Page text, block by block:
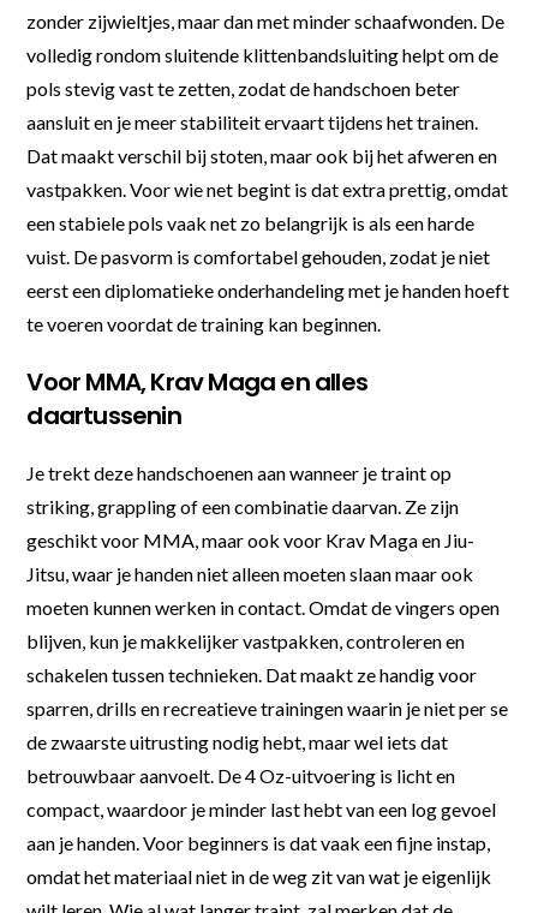
zonder zijwieltjes, maar dan met minder schaafwonden. De
volledig rondom sluitende klittenbandsluiting helpt om de
pols stevig vast te zetten, zodat de handschoen beter
aansluit en je meer stabiliteit ervaart tijdens het trainen.
Dat maakt verschil bij stoten, maar ook bij het afweren en
vastpakken. Voor wie net begint is dat extra prettig, omdat
een stabiele pols vaak net zo belangrijk is als een harde
vuist. De pasvorm is comfortabel gehouden, zodat je niet
eerst een diplomatieke onderhandeling met je handen hoeft
te voeren voordat de training kan beginnen.
Voor MMA, Krav Maga en alles
daartussenin
Je trekt deze handschoenen aan wanneer je traint op
striking, grappling of een combinatie daarvan. Ze zijn
geschikt voor MMA, maar ook voor Krav Maga en Jiu-
Jitsu, waar je handen niet alleen moeten slaan maar ook
moeten kunnen werken in contact. Omdat de vingers open
blijven, kun je makkelijker vastpakken, controleren en
schakelen tussen technieken. Dat maakt ze handig voor
sparren, drills en recreatieve trainingen waarin je niet per se
de zwaarste uitrusting nodig hebt, maar wel iets dat
betrouwbaar aanvoelt. De 4 Oz-uitvoering is licht en
compact, waardoor je minder last hebt van een log gevoel
aan je handen. Voor beginners is dat vaak een fijne instap,
omdat het materiaal niet in de weg zit van wat je eigenlijk